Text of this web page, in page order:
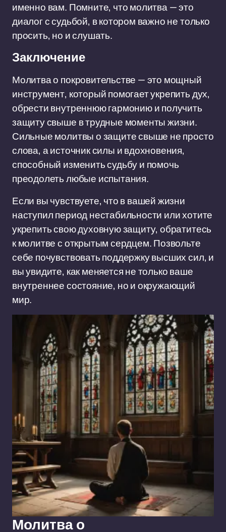
именно вам. Помните, что молитва — это
диалог с судьбой, в котором важно не только
просить, но и слушать.
Заключение
Молитва о покровительстве — это мощный
инструмент, который помогает укрепить дух,
обрести внутреннюю гармонию и получить
защиту свыше в трудные моменты жизни.
Сильные молитвы о защите свыше не просто
слова, а источник силы и вдохновения,
способный изменить судьбу и помочь
преодолеть любые испытания.
Если вы чувствуете, что в вашей жизни
наступил период нестабильности или хотите
укрепить свою духовную защиту, обратитесь
к молитве с открытым сердцем. Позвольте
себе почувствовать поддержку высших сил, и
вы увидите, как меняется не только ваше
внутреннее состояние, но и окружающий
мир.
Молитва о